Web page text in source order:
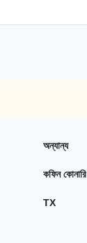
অন্যান্য
কফিন কোনারি
TX